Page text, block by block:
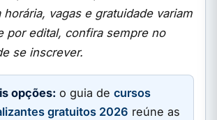
horária, vagas e gratuidade variam
por edital, confira sempre no
se inscrever.
opções: o guia de cursos
gratuitos 2026 reúne as